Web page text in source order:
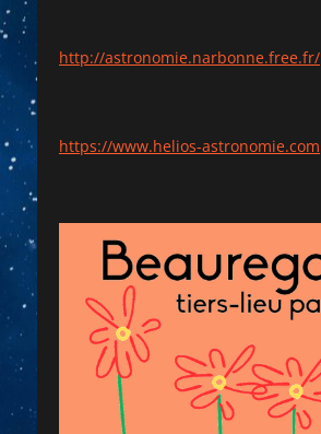
http://astronomie.narbonne.free.fr/
https://www.helios-astronomie.com